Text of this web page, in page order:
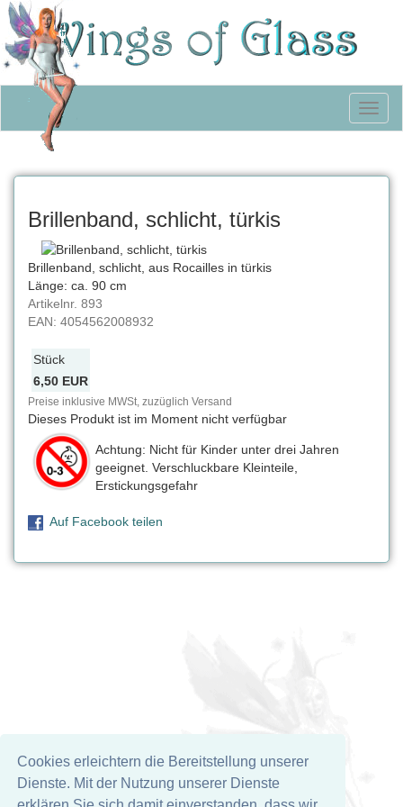
Cookies erleichtern die Bereitstellung unserer
Dienste. Mit der Nutzung unserer Dienste
Brillenband, schlicht, türkis
Brillenband, schlicht, aus Rocailles in türkis
Länge: ca. 90 cm
Artikelnr. 893
EAN: 4054562008932
Stück
6,50 EUR
Preise inklusive MWSt, zuzüglich Versand
Dieses Produkt ist im Moment nicht verfügbar
Achtung: Nicht für Kinder unter drei Jahren
geeignet. Verschluckbare Kleinteile,
Erstickungsgefahr
Auf Facebook teilen